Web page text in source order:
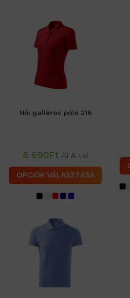
Női galléros póló 216
6 690Ft ÁFA-val
OPCIÓK VÁLASZTÁSA